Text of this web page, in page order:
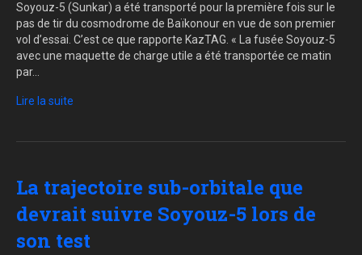
Soyouz-5 (Sunkar) a été transporté pour la première fois sur le
pas de tir du cosmodrome de Baïkonour en vue de son premier
vol d’essai. C’est ce que rapporte KazTAG. « La fusée Soyouz-5
avec une maquette de charge utile a été transportée ce matin
par…
Lire la suite
La trajectoire sub-orbitale que
devrait suivre Soyouz-5 lors de
son test